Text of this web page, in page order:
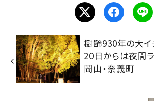
樹齢930年の大イ
20日からは夜間
岡山・奈義町